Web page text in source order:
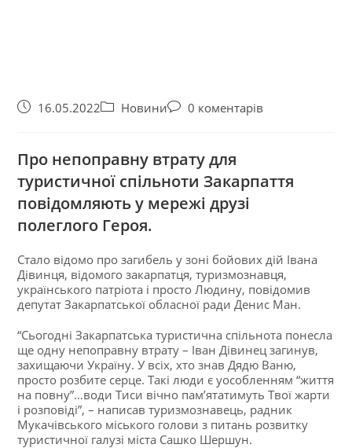
16.05.2022 Новини 0 коментарів
Про непоправну втрату для
туристичної спільноти Закарпаття
повідомляють у мережі друзі
полеглого Героя.
Стало відомо про загибель у зоні бойових дій Івана
Дівинця, відомого закарпатця, туризмознавця,
українського патріота і просто Людину, повідомив
депутат Закарпатської обласної ради Денис Ман.
“Сьогодні Закарпатська туристична спільнота понесла
ще одну непоправну втрату – Іван Дівинец загинув,
захищаючи Україну. У всіх, хто знав Дядю Ваню,
просто розбите серце. Такі люди є уособленням “життя
на повну”…води Тиси вічно пам’ятатимуть Твої жарти
і розповіді”, – написав туризмознавець, радник
Мукачівського міського голови з питань розвитку
туристичної галузі міста Сашко Шершун.